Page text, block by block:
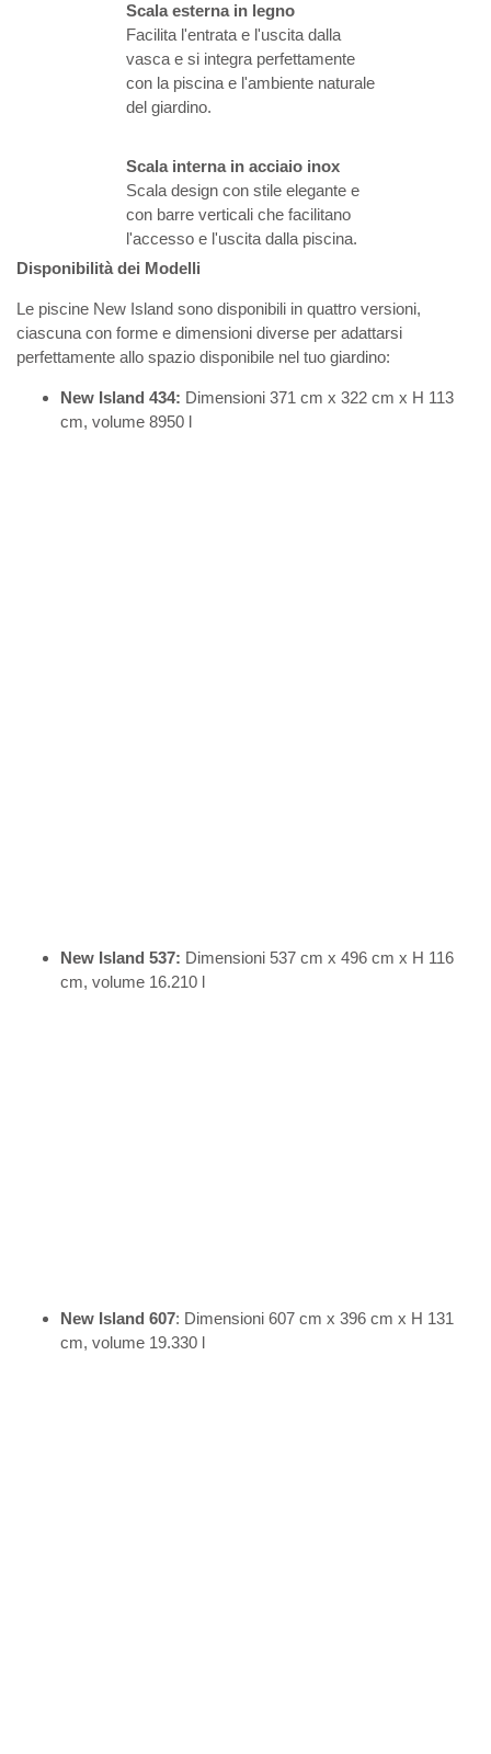
Scala esterna in legno
Facilita l'entrata e l'uscita dalla
vasca e si integra perfettamente
con la piscina e l'ambiente naturale
del giardino.
Scala interna in acciaio inox
Scala design con stile elegante e
con barre verticali che facilitano
l'accesso e l'uscita dalla piscina.
Disponibilità dei Modelli
Le piscine New Island sono disponibili in quattro versioni,
ciascuna con forme e dimensioni diverse per adattarsi
perfettamente allo spazio disponibile nel tuo giardino:
New Island 434: Dimensioni 371 cm x 322 cm x H 113
cm, volume 8950 l
New Island 537: Dimensioni 537 cm x 496 cm x H 116
cm, volume 16.210 l
New Island 607: Dimensioni 607 cm x 396 cm x H 131
cm, volume 19.330 l